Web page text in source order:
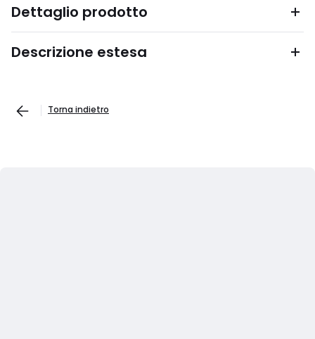
Dettaglio prodotto
Descrizione estesa
Torna indietro